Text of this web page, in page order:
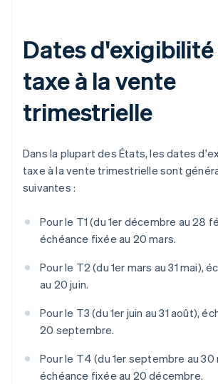
Dates d'exigibilité
taxe à la vente
trimestrielle
Dans la plupart des États, les dates
taxe à la vente trimestrielle sont
suivantes :
Pour le T1 (du 1er décembre au 28
échéance fixée au 20 mars.
Pour le T2 (du 1er mars au 31 mai),
au 20 juin.
Pour le T3 (du 1er juin au 31 août),
20 septembre.
Pour le T4 (du 1er septembre au 30
échéance fixée au 20 décembre.